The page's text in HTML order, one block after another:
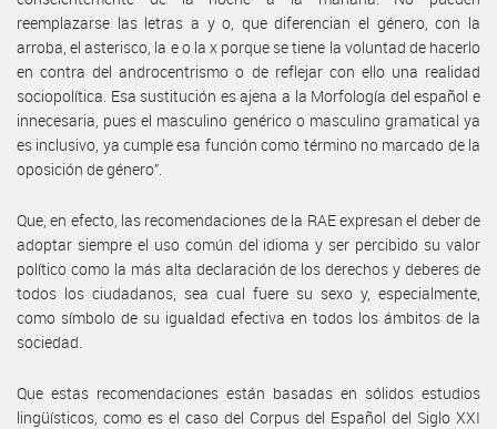
reemplazarse las letras a y o, que diferencian el género, con la
arroba, el asterisco, la e o la x porque se tiene la voluntad de hacerlo
en contra del androcentrismo o de reflejar con ello una realidad
sociopolítica. Esa sustitución es ajena a la Morfología del español e
innecesaria, pues el masculino genérico o masculino gramatical ya
es inclusivo, ya cumple esa función como término no marcado de la
oposición de género”.
Que, en efecto, las recomendaciones de la RAE expresan el deber de
adoptar siempre el uso común del idioma y ser percibido su valor
político como la más alta declaración de los derechos y deberes de
todos los ciudadanos, sea cual fuere su sexo y, especialmente,
como símbolo de su igualdad efectiva en todos los ámbitos de la
sociedad.
Que estas recomendaciones están basadas en sólidos estudios
lingüísticos, como es el caso del Corpus del Español del Siglo XXI